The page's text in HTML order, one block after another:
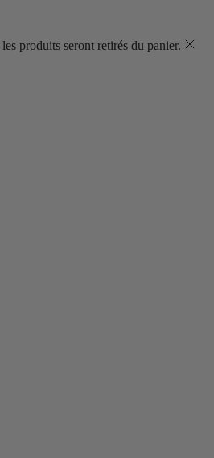
produits seront retirés du panier.